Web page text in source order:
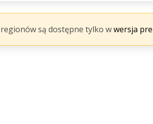
są dostępne tylko wwersja